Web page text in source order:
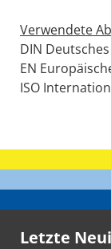
Verwendete
DIN
EN
ISO
Letzte